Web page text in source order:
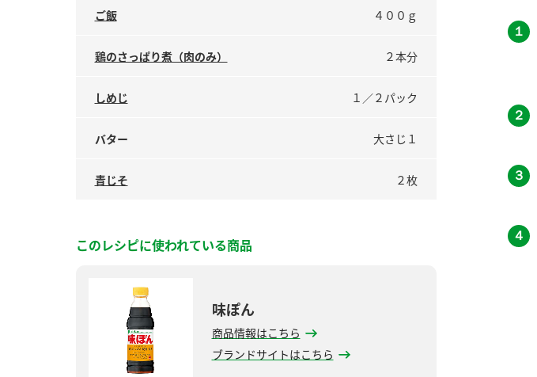
ご飯 ４００ｇ
鶏のさっぱり煮（肉のみ） ２本分
しめじ １／２パック
バター 大さじ１
青じそ ２枚
このレシピに使われている商品
味ぽん
商品情報はこちら
ブランドサイトはこちら
１
２
３
４